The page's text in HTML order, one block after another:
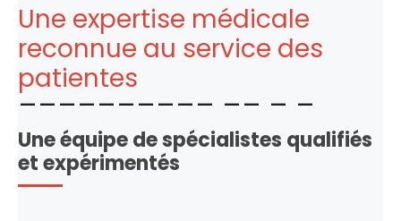
Une expertise médicale
reconnue au service des
patientes
Une équipe de spécialistes qualifiés
et expérimentés